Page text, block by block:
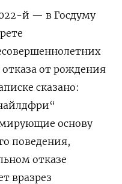
й — в Госдуму
отказа от рождения
сказано:
“
основу
поведения,
отказе
вразрез